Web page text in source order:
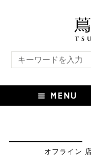
オフライン